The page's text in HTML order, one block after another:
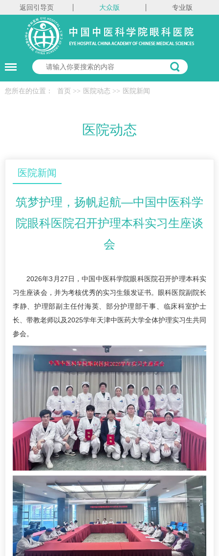
返回引导页 大众版 专业版
您所在的位置： 首页 >> 医院动态 >> 医院新闻
医院动态
医院新闻
筑梦护理，扬帆起航—中国中医科学
院眼科医院召开护理本科实习生座谈
会
2026年3月27日，中国中医科学院眼科医院召开护理本科实
习生座谈会，并为考核优秀的实习生颁发证书。眼科医院副院长
李静、护理部副主任付海英、部分护理部干事、临床科室护士
长、带教老师以及2025学年天津中医药大学全体护理实习生共同
参会。